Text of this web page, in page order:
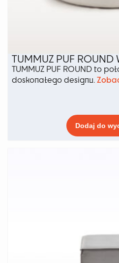
TUMMUZ PUF ROUND
TUMMUZ PUF ROUND to
doskonałego designu.
Dodaj do